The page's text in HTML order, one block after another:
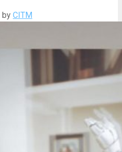
by CITM